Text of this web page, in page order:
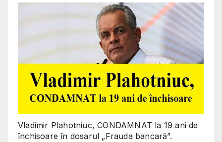
Vladimir Plahotniuc, CONDAMNAT la 19 ani de
închisoare în dosarul „Frauda bancară”.